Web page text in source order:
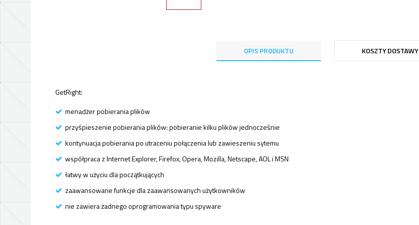
OPIS PRODUKTU KOSZTY DOSTAWY
GetRight:
menadżer pobierania plików
przyśpieszenie pobierania plików: pobieranie kilku plików jednocześnie
kontynuacja pobierania po utraceniu połączenia lub zawieszeniu sytemu
współpraca z Internet Explorer, Firefox, Opera, Mozilla, Netscape, AOL i MSN
łatwy w użyciu dla początkujących
zaawansowane funkcje dla zaawansowanych użytkowników
nie zawiera żadnego oprogramowania typu spyware